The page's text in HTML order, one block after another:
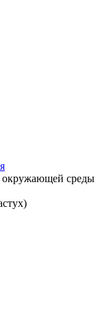
окружающей среды